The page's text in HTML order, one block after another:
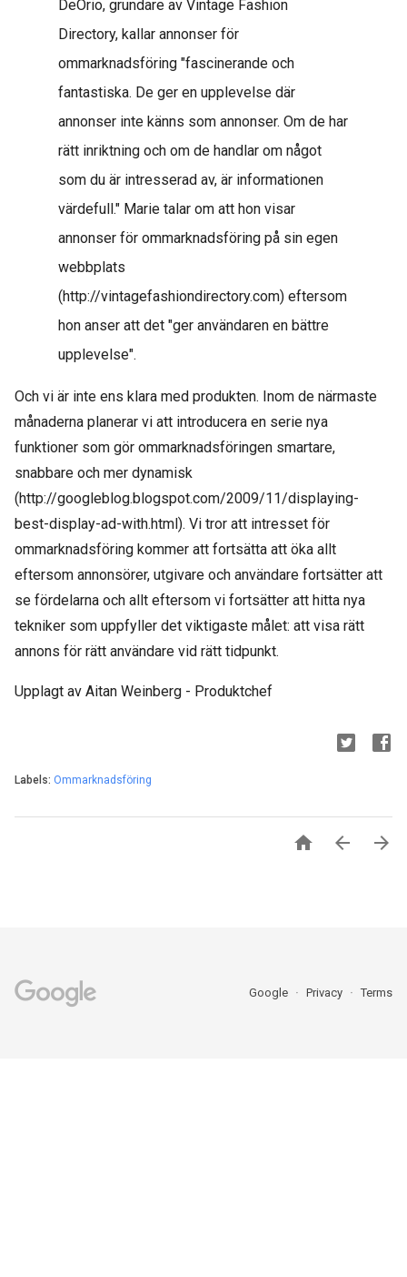
DeOrio, grundare av Vintage Fashion
Directory, kallar annonser för
ommarknadsföring "fascinerande och
fantastiska. De ger en upplevelse där
annonser inte känns som annonser. Om de har
rätt inriktning och om de handlar om något
som du är intresserad av, är informationen
värdefull." Marie talar om att hon visar
annonser för ommarknadsföring på sin egen
webbplats
(http://vintagefashiondirectory.com) eftersom
hon anser att det "ger användaren en bättre
upplevelse".
Och vi är inte ens klara med produkten. Inom de närmaste
månaderna planerar vi att introducera en serie nya
funktioner som gör ommarknadsföringen smartare,
snabbare och mer dynamisk
(http://googleblog.blogspot.com/2009/11/displaying-
best-display-ad-with.html). Vi tror att intresset för
ommarknadsföring kommer att fortsätta att öka allt
eftersom annonsörer, utgivare och användare fortsätter att
se fördelarna och allt eftersom vi fortsätter att hitta nya
tekniker som uppfyller det viktigaste målet: att visa rätt
annons för rätt användare vid rätt tidpunkt.
Upplagt av Aitan Weinberg - Produktchef
Labels: Ommarknadsföring
  
Google Privacy Terms